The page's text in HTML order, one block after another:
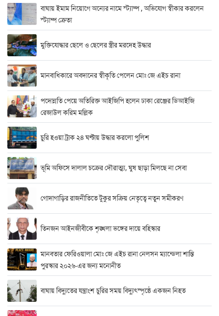
বাঘায় ইমাম নিয়োগে অন্যের নামে স্ট্যাম্প , অভিযোগ স্বীকার করলেন
স্ট্যাম্প ক্রেতা
মুক্তিযোদ্ধার ছেলে ও ছেলের স্ত্রীর মরদেহ উদ্ধার
মানবাধিকারে অবদানের স্বীকৃতি পেলেন মোঃ জে এইচ রানা
পদোন্নতি পেয়ে অতিরিক্ত আইজিপি হলেন ঢাকা রেঞ্জের ডিআইজি
রেজাউল করিম মল্লিক
চুরি হওয়া ট্রাক ২৪ ঘণ্টায় উদ্ধার করলো পুলিশ
ভূমি অফিসে দালাল চক্রের দৌরাত্ম্য, ঘুষ ছাড়া মিলছে না সেবা
গোদাগাড়ির রাজনীতিতে টুকুর সক্রিয় নেতৃত্বে নতুন সমীকরণ
তিনজন আইনজীবীকে শৃঙ্খলা ভঙ্গের দায়ে বহিস্কার
মানবতার ফেরিওয়ালা মোঃ জে এইচ রানা নেলসন ম্যান্ডেলা শান্তি
পুরস্কার ২০২৬-এর জন্য মনোনীত
বাঘায় বিদ্যুতের যন্ত্রাংশ চুরির সময় বিদ্যুৎস্পৃষ্ঠে একজন নিহত